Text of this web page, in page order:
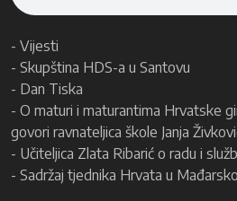
- Vijesti
- Skupština HDS-a u Santovu
- Dan Tiska
- O maturi i maturantima Hrvatske
govori ravnateljica škole Janja
- Učiteljica Zlata Ribarić o radu i
- Sadržaj tjednika Hrvata u